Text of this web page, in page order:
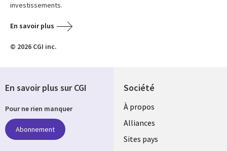
investissements.
En savoir plus
© 2026 CGI inc.
Société
À propos
Alliances
Sites pays
En savoir plus sur CGI
Pour ne rien manquer
Abonnement